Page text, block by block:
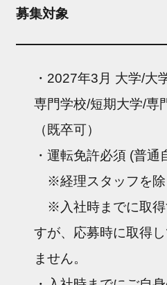
募集対象
・2027年3月 大学/大
専門学校/短期大学/専
（既卒可）
・運転免許必須 (普
※経理スタッフを除
※入社時までに取得
すが、応募時に取得
ません。